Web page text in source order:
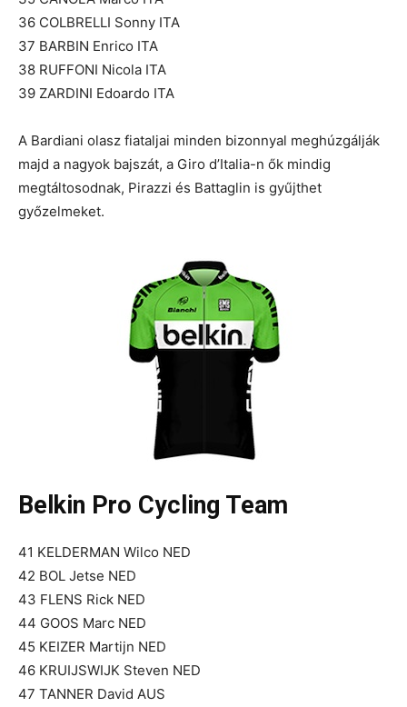
36 COLBRELLI Sonny ITA
37 BARBIN Enrico ITA
38 RUFFONI Nicola ITA
39 ZARDINI Edoardo ITA
A Bardiani olasz fiataljai minden bizonnyal meghúzgálják
majd a nagyok bajszát, a Giro d’Italia-n ők mindig
megtáltosodnak, Pirazzi és Battaglin is gyűjthet
győzelmeket.
Belkin Pro Cycling Team
41 KELDERMAN Wilco NED
42 BOL Jetse NED
43 FLENS Rick NED
44 GOOS Marc NED
45 KEIZER Martijn NED
46 KRUIJSWIJK Steven NED
47 TANNER David AUS